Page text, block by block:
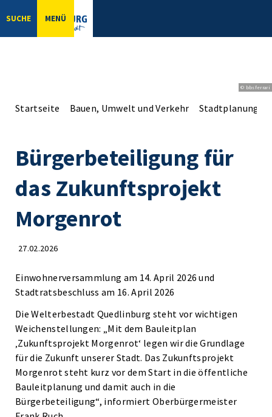
SUCHE MENÜ
© bbsferrari
Startseite Bauen, Umwelt und Verkehr Stadtplanung
Bürgerbeteiligung für
das Zukunftsprojekt
Morgenrot
27.02.2026
Einwohnerversammlung am 14. April 2026 und
Stadtratsbeschluss am 16. April 2026
Die Welterbestadt Quedlinburg steht vor wichtigen
Weichenstellungen: „Mit dem Bauleitplan
‚Zukunftsprojekt Morgenrot‘ legen wir die Grundlage
für die Zukunft unserer Stadt. Das Zukunftsprojekt
Morgenrot steht kurz vor dem Start in die öffentliche
Bauleitplanung und damit auch in die
Bürgerbeteiligung“, informiert Oberbürgermeister